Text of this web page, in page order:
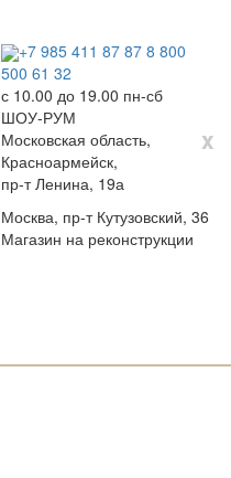
+7 985 411 87 87 8 800
500 61 32
с 10.00 до 19.00 пн-сб
ШОУ-РУМ
x
Московская область,
Красноармейск,
пр-т Ленина, 19а
Москва, пр-т Кутузовский, 36
Магазин на реконструкции